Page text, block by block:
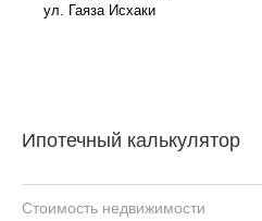
ул. Гаяза Исхаки
Ипотечный калькулятор
Стоимость недвижимости